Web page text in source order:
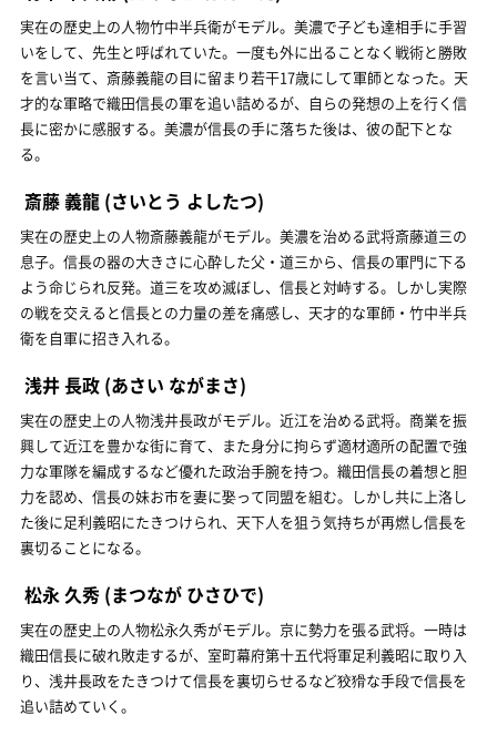
実在の歴史上の人物竹中半兵衛がモデル。美濃で子ども達相手に手習
いをして、先生と呼ばれていた。一度も外に出ることなく戦術と勝敗
を言い当て、斎藤義龍の目に留まり若干17歳にして軍師となった。天
才的な軍略で織田信長の軍を追い詰めるが、自らの発想の上を行く信
長に密かに感服する。美濃が信長の手に落ちた後は、彼の配下とな
る。
斎藤 義龍 (さいとう よしたつ)
実在の歴史上の人物斎藤義龍がモデル。美濃を治める武将斎藤道三の
息子。信長の器の大きさに心酔した父・道三から、信長の軍門に下る
よう命じられ反発。道三を攻め滅ぼし、信長と対峙する。しかし実際
の戦を交えると信長との力量の差を痛感し、天才的な軍師・竹中半兵
衛を自軍に招き入れる。
浅井 長政 (あさい ながまさ)
実在の歴史上の人物浅井長政がモデル。近江を治める武将。商業を振
興して近江を豊かな街に育て、また身分に拘らず適材適所の配置で強
力な軍隊を編成するなど優れた政治手腕を持つ。織田信長の着想と胆
力を認め、信長の妹お市を妻に娶って同盟を組む。しかし共に上洛し
た後に足利義昭にたきつけられ、天下人を狙う気持ちが再燃し信長を
裏切ることになる。
松永 久秀 (まつなが ひさひで)
実在の歴史上の人物松永久秀がモデル。京に勢力を張る武将。一時は
織田信長に破れ敗走するが、室町幕府第十五代将軍足利義昭に取り入
り、浅井長政をたきつけて信長を裏切らせるなど狡猾な手段で信長を
追い詰めていく。